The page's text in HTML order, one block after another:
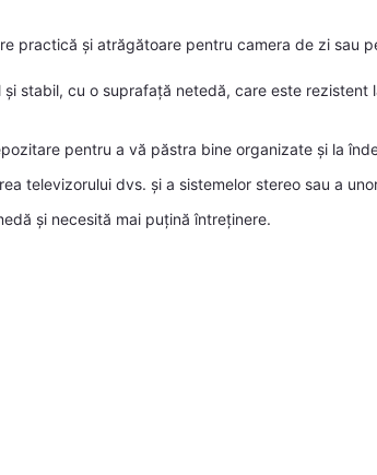
practică și atrăgătoare pentru camera de zi sau
stabil, cu o suprafață netedă, care este
pentru a vă păstra bine organizate și la
televizorului dvs. și a sistemelor stereo sau a
și necesită mai puțină întreținere.